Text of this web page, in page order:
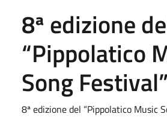
8ª edizione
“Pippolatico
Song Festival”
8ª edizione del “Pippolatico Music